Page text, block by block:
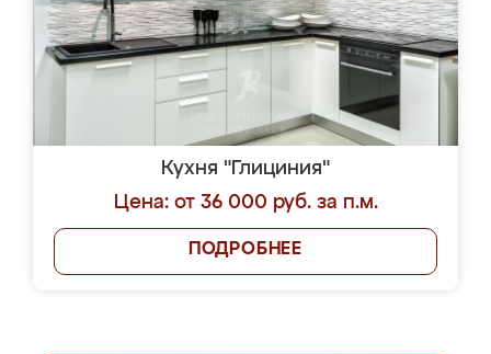
Кухня "Глициния"
Цена: от 36 000 руб. за п.м.
ПОДРОБНЕЕ